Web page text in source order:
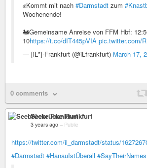
✊Kommt mit nach #Darmstadt zum
Wochenende!
🚂Gemeinsame Anreise von FFM Hbf:
10https://t.co/dIT445pVIA pic.twitter.com/
— [iL*]-Frankfurt (@iLfrankfurt) March 17,
0 comments
Seebrücke Frankfurt
3 years ago – Public
https://twitter.com/il_darmstadt/status/
#Darmstadt #HanauIstÜberall #SayTheirNames